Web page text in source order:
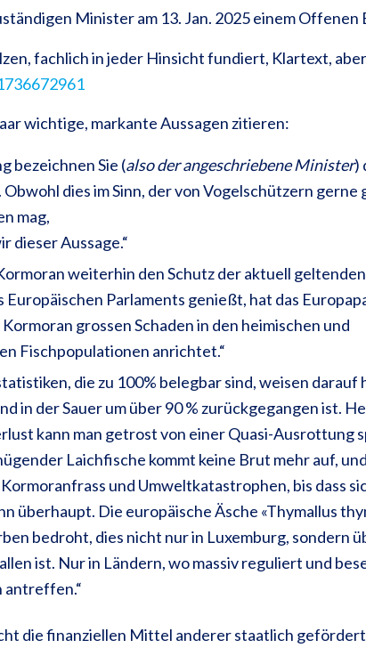
Minister am 13. Jan. 2025 einem
fachlich in jeder Hinsicht fundiert, Klartext,
wichtige, markante Aussagen zitieren:
bezeichnen Sie (also der angeschriebene Minister)
dies im Sinn, der von Vogelschützern gerne
mag,
dieser Aussage.“
weiterhin den Schutz der aktuell
Europäischen Parlaments genießt, hat das
grossen Schaden in den heimischen und
Fischpopulationen anrichtet.“
die zu 100% belegbar sind, weisen darauf
in der Sauer um über 90 % zurückgegangen ist.
kann man getrost von einer Quasi-Ausrottung
Laichfische kommt keine Brut mehr auf,
und Umweltkatastrophen, bis dass
überhaupt. Die europäische Äsche «Thymallus
bedroht, dies nicht nur in Luxemburg, sondern
ist. Nur in Ländern, wo massiv reguliert und
antreffen.“
die finanziellen Mittel anderer staatlich